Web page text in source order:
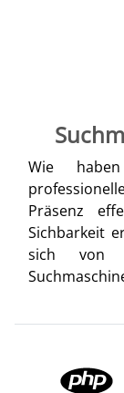
Wie
Präsenz
Sichbarkeit
sich von